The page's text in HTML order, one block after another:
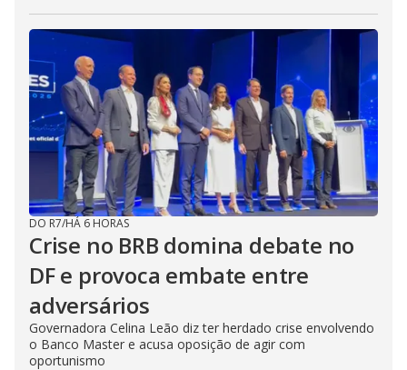
DO R7/HÁ 6 HORAS
Crise no BRB domina debate no
DF e provoca embate entre
adversários
Governadora Celina Leão diz ter herdado crise envolvendo
o Banco Master e acusa oposição de agir com
oportunismo